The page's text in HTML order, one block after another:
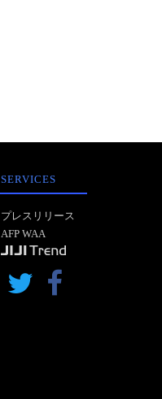
SERVICES
プレスリリース
AFP WAA